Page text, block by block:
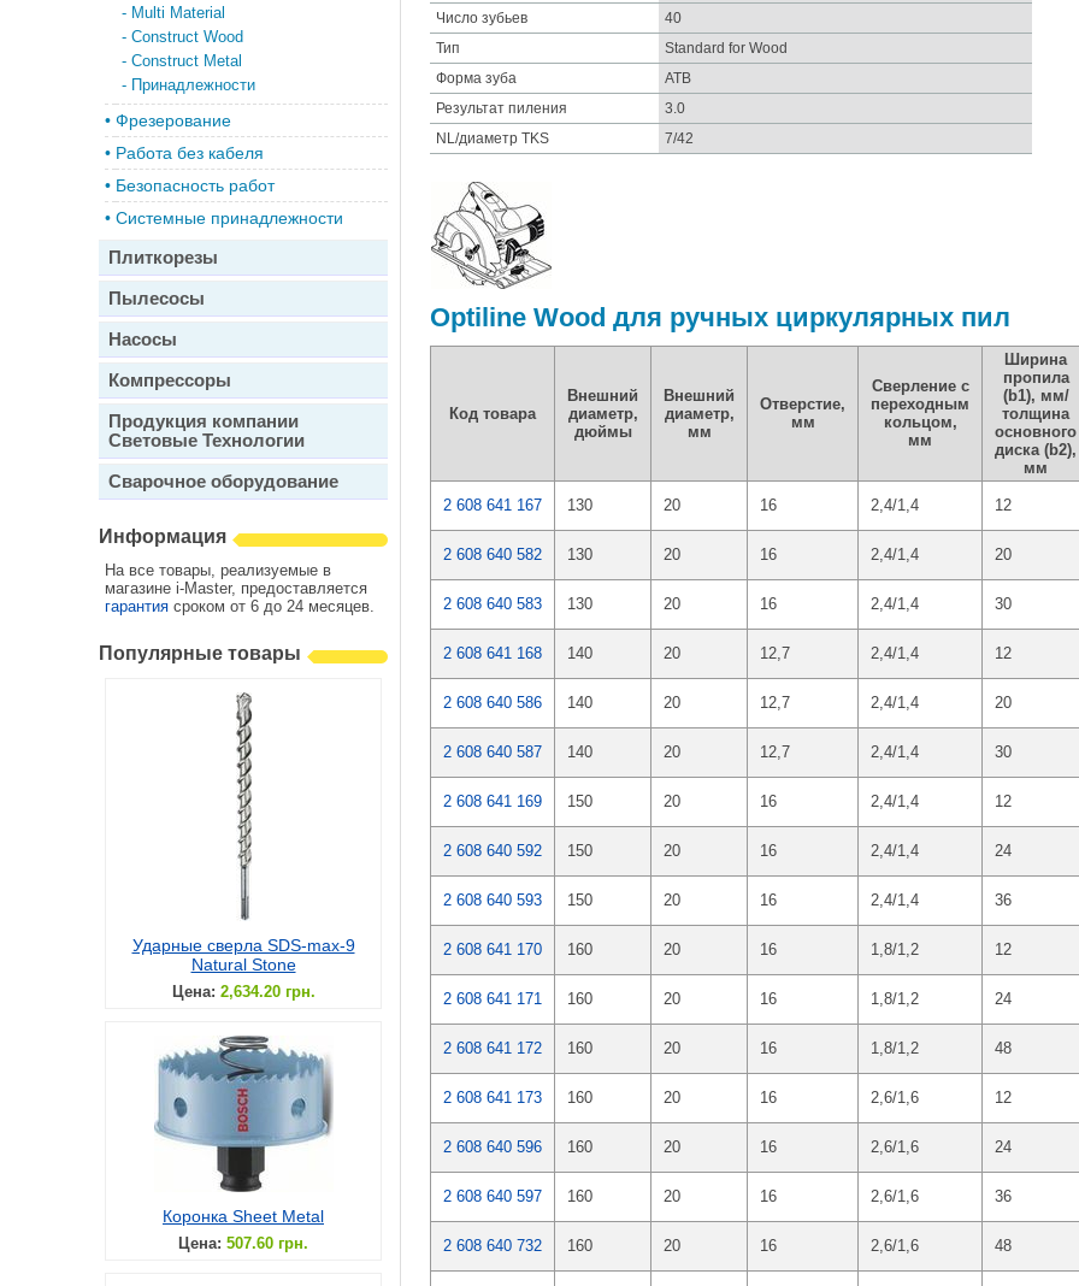
- Multi Material
- Construct Wood
- Construct Metal
- Принадлежности
• Фрезерование
• Работа без кабеля
• Безопасность работ
• Системные принадлежности
Плиткорезы
Пылесосы
Насосы
Компрессоры
Продукция компании
Световые Технологии
Сварочное оборудование
Информация
На все товары, реализуемые в
магазине i-Master, предоставляется
гарантия сроком от 6 до 24 месяцев.
Популярные товары
Ударные сверла SDS-max-9
Natural Stone
Цена: 2,634.20 грн.
Коронка Sheet Metal
Цена: 507.60 грн.
Число зубьев
40
Тип
Standard for Wood
Форма зуба
ATB
Результат пиления
3.0
NL/диаметр TKS
7/42
Optiline Wood для ручных циркулярных пил
Код товара
Внешний
диаметр,
дюймы
Внешний
диаметр,
мм
Отверстие,
мм
Сверление с
переходным
кольцом,
мм
Ширина
пропила
(b1), мм/
толщина
основного
диска (b2),
мм
2 608 641 167 130 20 16 2,4/1,4 12
2 608 640 582 130 20 16 2,4/1,4 20
2 608 640 583 130 20 16 2,4/1,4 30
2 608 641 168 140 20 12,7 2,4/1,4 12
2 608 640 586 140 20 12,7 2,4/1,4 20
2 608 640 587 140 20 12,7 2,4/1,4 30
2 608 641 169 150 20 16 2,4/1,4 12
2 608 640 592 150 20 16 2,4/1,4 24
2 608 640 593 150 20 16 2,4/1,4 36
2 608 641 170 160 20 16 1,8/1,2 12
2 608 641 171 160 20 16 1,8/1,2 24
2 608 641 172 160 20 16 1,8/1,2 48
2 608 641 173 160 20 16 2,6/1,6 12
2 608 640 596 160 20 16 2,6/1,6 24
2 608 640 597 160 20 16 2,6/1,6 36
2 608 640 732 160 20 16 2,6/1,6 48